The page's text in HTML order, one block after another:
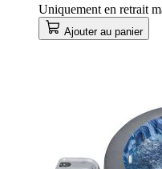
Uniquement en retrait
Ajouter au panier